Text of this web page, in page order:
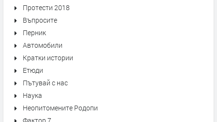
Протести 2018
Въпросите
Перник
Автомобили
Кратки истории
Етюди
Пътувай с нас
Наука
Неопитомените Родопи